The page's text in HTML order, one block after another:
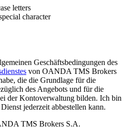
letters
character
Geschäftsbedingungen des
von OANDA TMS Brokers
die die Grundlage für die
des Angebots und für die
der Kontoverwaltung bilden. Ich bin
jederzeit abbestellen kann.
TMS Brokers S.A.